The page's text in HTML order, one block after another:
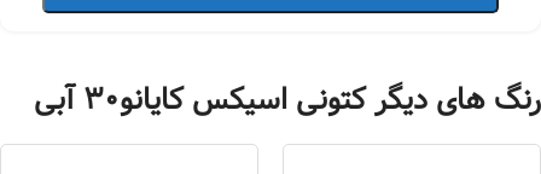
رنگ های دیگر کتونی اسیکس کایانو30 آبی